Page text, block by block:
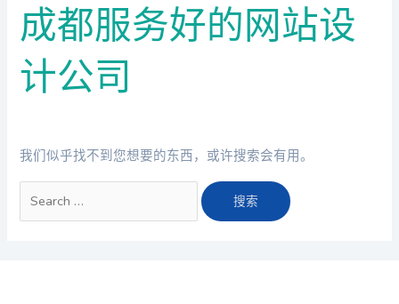
成都服务好的网站设
计公司
我们似乎找不到您想要的东西，或许搜索会有用。